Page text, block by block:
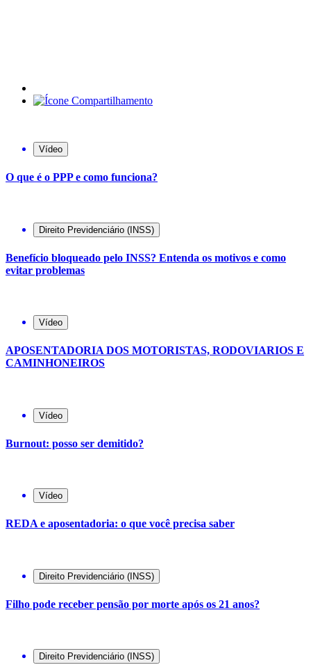
Vídeo
O que é o PPP e como funciona?
Direito Previdenciário (INSS)
Benefício bloqueado pelo INSS? Entenda os motivos e como
evitar problemas
Vídeo
APOSENTADORIA DOS MOTORISTAS, RODOVIARIOS E
CAMINHONEIROS
Vídeo
Burnout: posso ser demitido?
Vídeo
REDA e aposentadoria: o que você precisa saber
Direito Previdenciário (INSS)
Filho pode receber pensão por morte após os 21 anos?
Direito Previdenciário (INSS)